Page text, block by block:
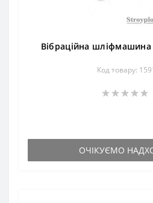
Вібраційна шліфмашина
Код товару:
ОЧІКУЄМО